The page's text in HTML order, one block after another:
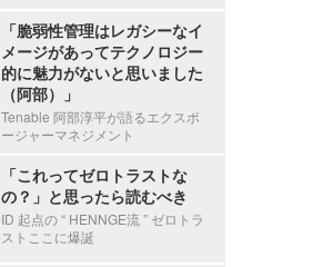
「脆弱性管理はレガシーなイ
メージがあってテクノロジー
的に魅力がないと思いました
（阿部）」
Tenable 阿部淳平が語るエクスポ
ージャーマネジメント
「これってゼロトラストな
の？」と思ったら読むべき
ID 起点の “ HENNGE流 ” ゼロトラ
ストここに爆誕